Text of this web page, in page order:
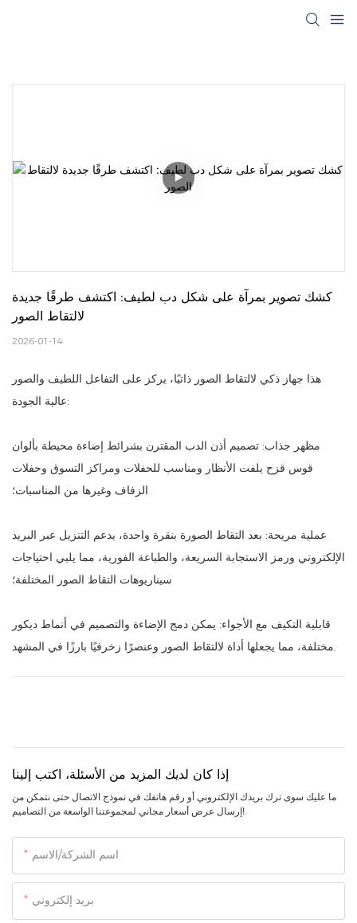
كشك تصوير بمرآة على شكل دب لطيف: اكتشف طرقًا جديدة
لالتقاط الصور
2026-01-14
هذا جهاز ذكي لالتقاط الصور ذاتيًا، يركز على التفاعل اللطيف والصور
عالية الجودة:
مظهر جذاب: تصميم أذن الدب المقترن بشرائط إضاءة محيطة بألوان
قوس قزح يلفت الأنظار ومناسب للحفلات ومراكز التسوق وحفلات
الزفاف وغيرها من المناسبات؛
عملية مريحة: بعد التقاط الصورة بنقرة واحدة، يدعم التنزيل عبر البريد
الإلكتروني ورمز الاستجابة السريعة، والطباعة الفورية، مما يلبي احتياجات
سيناريوهات التقاط الصور المختلفة؛
قابلية التكيف مع الأجواء: يمكن دمج الإضاءة والتصميم في أنماط ديكور
مختلفة، مما يجعلها أداة لالتقاط الصور وعنصرًا زخرفيًا بارزًا في المشهد.
إذا كان لديك المزيد من الأسئلة، اكتب إلينا
ما عليك سوى ترك بريدك الإلكتروني أو رقم هاتفك في نموذج الاتصال حتى نتمكن من
إرسال عرض أسعار مجاني لمجموعتنا الواسعة من التصاميم!
اسم الشركة/الاسم
بريد إلكتروني